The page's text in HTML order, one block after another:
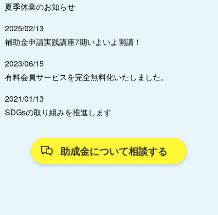
夏季休業のお知らせ
2025/02/13
補助金申請実践講座7期いよいよ開講！
2023/06/15
有料会員サービスを完全無料化いたしました。
2021/01/13
SDGsの取り組みを推進します
助成金について相談する